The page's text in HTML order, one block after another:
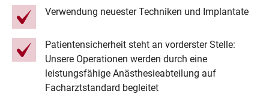
Verwendung neuester Techniken und Implantate
Patientensicherheit steht an vorderster Stelle:
Unsere Operationen werden durch eine
leistungsfähige Anästhesieabteilung auf
Facharztstandard begleitet